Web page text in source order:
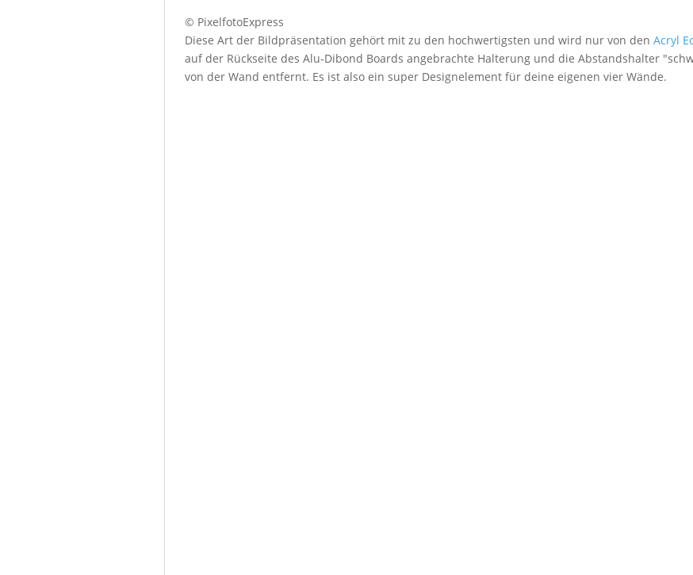
© PixelfotoExpress
Diese Art der Bildpräsentation gehört mit zu den hochwertigsten und wird nur von den Acryl
auf der Rückseite des Alu-Dibond Boards angebrachte Halterung und die Abstandshalter
von der Wand entfernt. Es ist also ein super Designelement für deine eigenen vier Wände.